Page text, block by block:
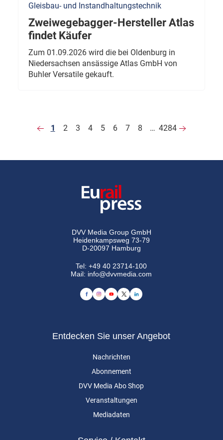
Gleisbau- und Instandhaltungstechnik
Zweiwegebagger-Hersteller Atlas
findet Käufer
Zum 01.09.2026 wird die bei Oldenburg in
Niedersachsen ansässige Atlas GmbH von
Buhler Versatile gekauft.
1 2 3 4 5 6 7 8 … 4284
DVV Media Group GmbH
Heidenkampsweg 73-79
D-20097 Hamburg
Tel:+49 40 23714-100
Mail: info@dvvmedia.com
Entdecken Sie unser Angebot
Nachrichten
Abonnement
DVV Media Abo Shop
Veranstaltungen
Mediadaten